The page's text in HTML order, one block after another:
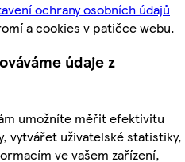
ochrany osobních údajů
a cookies v patičce webu.
údaje z
umožníte měřit efektivitu
vytvářet uživatelské statistiky,
ve vašem zařízení,